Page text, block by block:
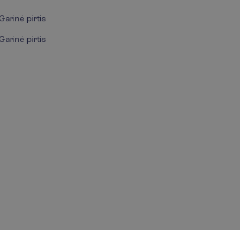
Garinė pirtis
Garinė pirtis